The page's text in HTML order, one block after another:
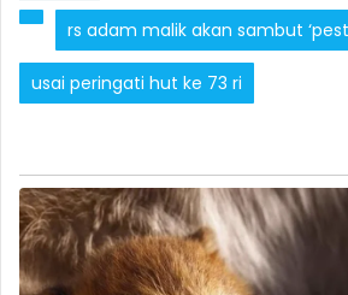
rs adam malik akan sambut
usai peringati hut ke 73 ri